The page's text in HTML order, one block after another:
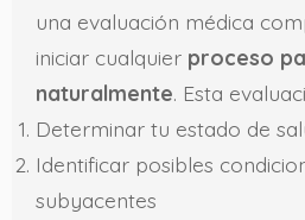
una evaluación médica
iniciar cualquier proceso
naturalmente. Esta
Determinar tu estado de
Identificar posibles
subyacentes